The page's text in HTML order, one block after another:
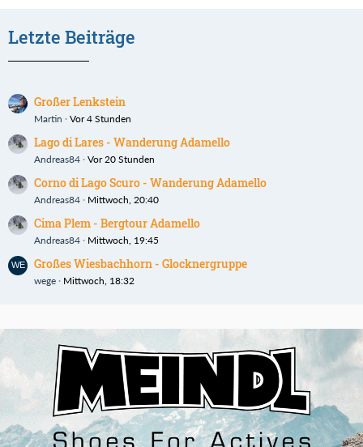
Letzte Beiträge
Großer Lenkstein
Martin Vor 4 Stunden
Lago di Lares - Wanderung Adamello
Andreas84 Vor 20 Stunden
Corno di Lago Scuro - Wanderung Adamello
Andreas84 Mittwoch, 20:40
Cima Plem - Bergtour Adamello
Andreas84 Mittwoch, 19:45
Großes Wiesbachhorn - Glocknergruppe
wege Mittwoch, 18:32